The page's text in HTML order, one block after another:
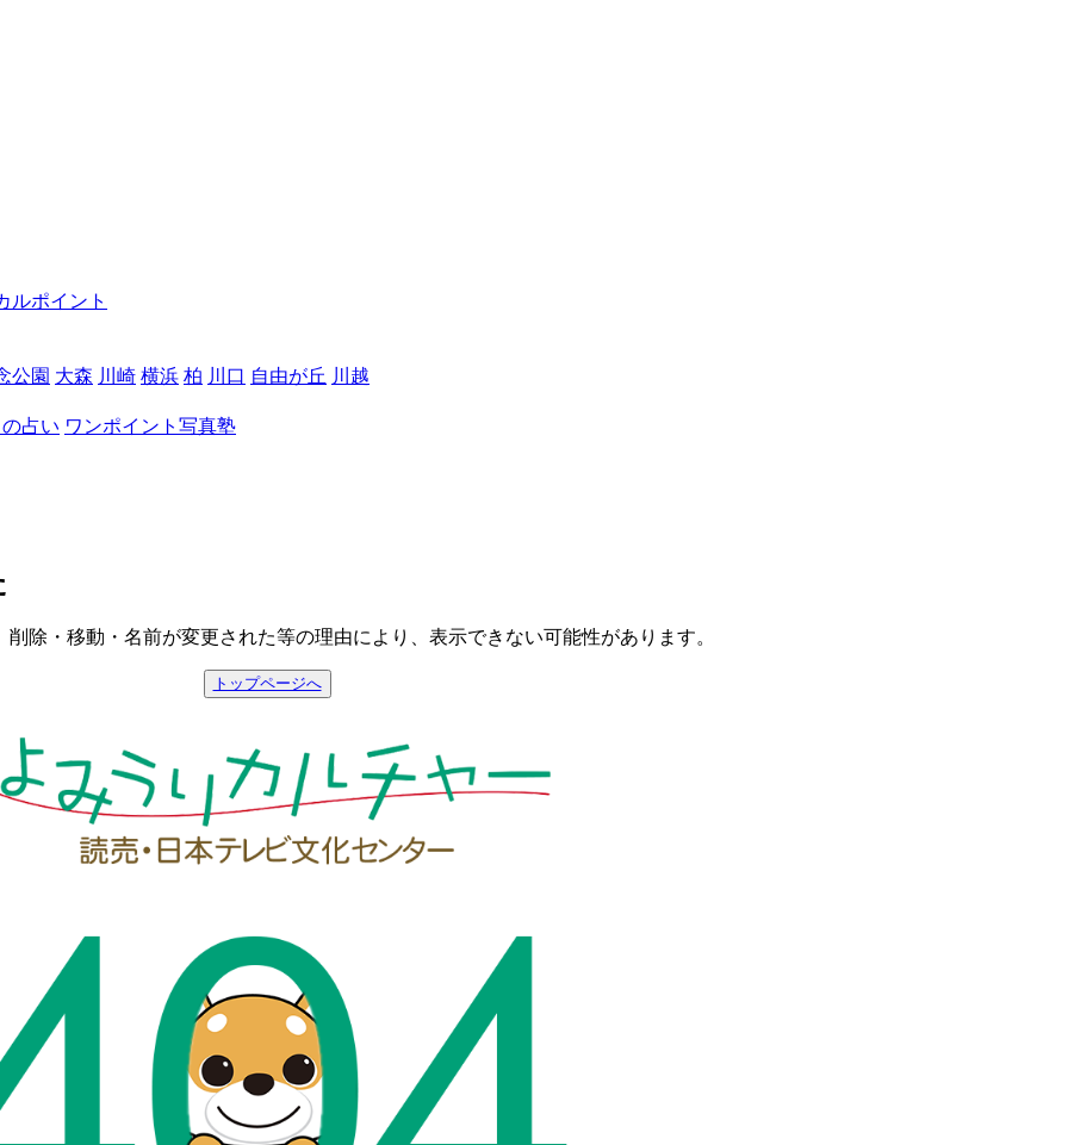
ルポイント
公園 大森 川崎 横浜 柏 川口 自由が丘 川越
占い ワンポイント写真塾
除・移動・名前が変更された等の理由により、表示できない可能性があります。
トップページへ